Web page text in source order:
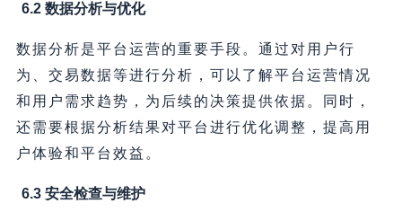
6.2 数据分析与优化
数据分析是平台运营的重要手段。通过对用户行
为、交易数据等进行分析，可以了解平台运营情况
和用户需求趋势，为后续的决策提供依据。同时，
还需要根据分析结果对平台进行优化调整，提高用
户体验和平台效益。
6.3 安全检查与维护